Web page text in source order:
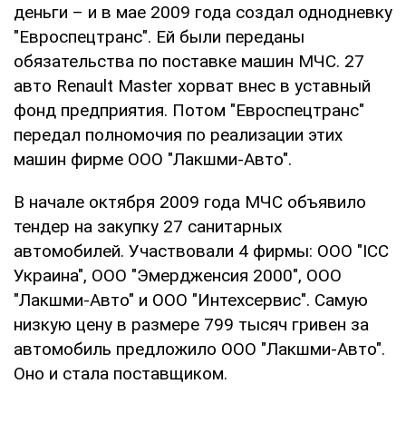
деньги – и в мае 2009 года создал однодневку
"Евроспецтранс". Ей были переданы
обязательства по поставке машин МЧС. 27
авто Renault Master хорват внес в уставный
фонд предприятия. Потом "Евроспецтранс"
передал полномочия по реализации этих
машин фирме ООО "Лакшми-Авто".
В начале октября 2009 года МЧС объявило
тендер на закупку 27 санитарных
автомобилей. Участвовали 4 фирмы: ООО "ІСС
Украина", ООО "Эмердженсия 2000", ООО
"Лакшми-Авто" и ООО "Интехсервис". Самую
низкую цену в размере 799 тысяч гривен за
автомобиль предложило ООО "Лакшми-Авто".
Оно и стала поставщиком.